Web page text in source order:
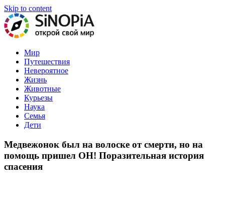
Skip to content
На нашем портале вы найдете самые интересные статьи обо
всем в мире!
Мир
Путешествия
Невероятное
Жизнь
Животные
Курьезы
Наука
Семья
Дети
Медвежонок был на волоске от смерти, но на
помощь пришел ОН! Поразительная история
спасения